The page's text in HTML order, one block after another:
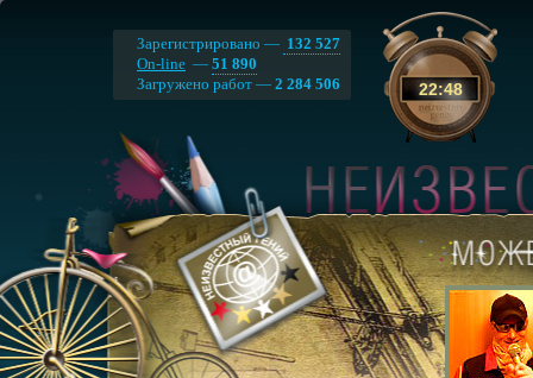
22:48
Зарегистрировано — 132 527
On-line — 51 890
Загружено работ — 2 284 506